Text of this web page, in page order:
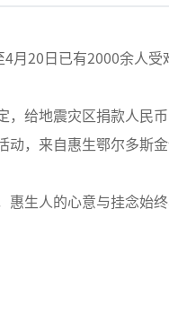
20日已有2000余人受
给地震灾区捐款人民
，来自惠生鄂尔多斯
生人的心意与挂念始终